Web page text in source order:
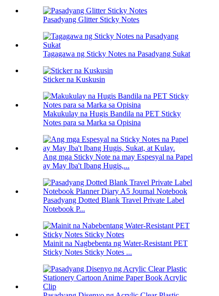
Pasadyang Glitter Sticky Notes
Tagagawa ng Sticky Notes na Pasadyang Sukat
Sticker na Kuskusin
Makukulay na Hugis Bandila na PET Sticky
Notes para sa Marka sa Opisina
Ang mga Sticky Note na may Espesyal na Papel
ay May Iba't Ibang Hugis,...
Pasadyang Dotted Blank Travel Private Label
Notebook P...
Mainit na Nagbebenta ng Water-Resistant PET
Sticky Notes Sticky Notes ...